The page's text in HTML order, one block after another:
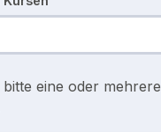
bitte eine oder mehrere